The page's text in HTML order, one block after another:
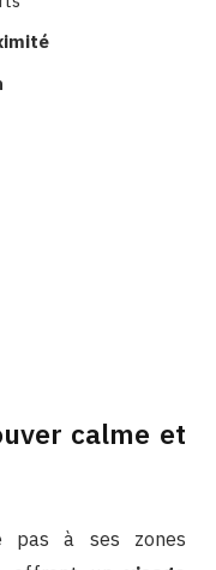
calme et
pas à ses zones